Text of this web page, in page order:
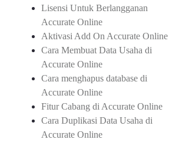
Lisensi Untuk Berlangganan
Accurate Online
Aktivasi Add On Accurate Online
Cara Membuat Data Usaha di
Accurate Online
Cara menghapus database di
Accurate Online
Fitur Cabang di Accurate Online
Cara Duplikasi Data Usaha di
Accurate Online